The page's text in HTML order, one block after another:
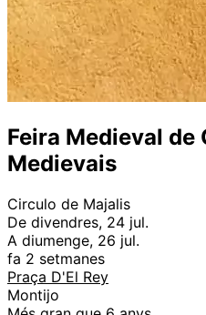
Feira Medieval de
Medievais
Circulo de Majalis
De divendres, 24 jul.
A diumenge, 26 jul.
fa 2 setmanes
Praça D'El Rey
Montijo